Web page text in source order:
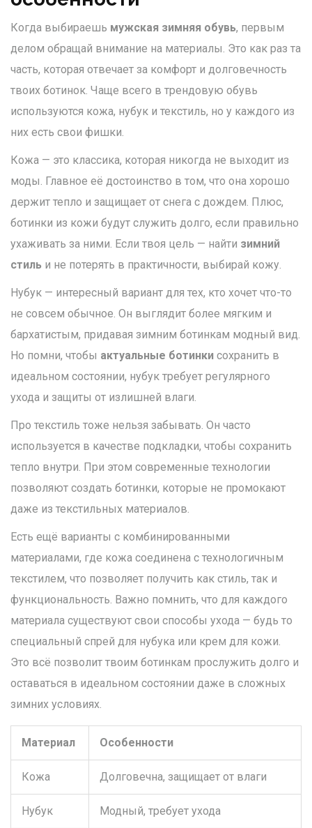
Когда выбираешь мужская зимняя обувь, первым
делом обращай внимание на материалы. Это как раз та
часть, которая отвечает за комфорт и долговечность
твоих ботинок. Чаще всего в трендовую обувь
используются кожа, нубук и текстиль, но у каждого из
них есть свои фишки.
Кожа — это классика, которая никогда не выходит из
моды. Главное её достоинство в том, что она хорошо
держит тепло и защищает от снега с дождем. Плюс,
ботинки из кожи будут служить долго, если правильно
ухаживать за ними. Если твоя цель — найти зимний
стиль и не потерять в практичности, выбирай кожу.
Нубук — интересный вариант для тех, кто хочет что-то
не совсем обычное. Он выглядит более мягким и
бархатистым, придавая зимним ботинкам модный вид.
Но помни, чтобы актуальные ботинки сохранить в
идеальном состоянии, нубук требует регулярного
ухода и защиты от излишней влаги.
Про текстиль тоже нельзя забывать. Он часто
используется в качестве подкладки, чтобы сохранить
тепло внутри. При этом современные технологии
позволяют создать ботинки, которые не промокают
даже из текстильных материалов.
Есть ещё варианты с комбинированными
материалами, где кожа соединена с технологичным
текстилем, что позволяет получить как стиль, так и
функциональность. Важно помнить, что для каждого
материала существуют свои способы ухода — будь то
специальный спрей для нубука или крем для кожи.
Это всё позволит твоим ботинкам прослужить долго и
оставаться в идеальном состоянии даже в сложных
зимних условиях.
Материал Особенности
Кожа Долговечна, защищает от влаги
Нубук Модный, требует ухода